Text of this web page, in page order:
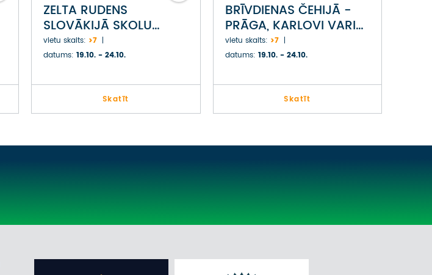
ZELTA RUDENS
SLOVĀKIJĀ SKOLU
BRĪVLAIKĀ UN KRAKOVA
vietu skaits: >7
datums: 19.10. - 24.10.
Skatīt
BRĪVDIENAS ČEHIJĀ -
PRĀGA, KARLOVI VARI
UN PRAHOVAS KLINŠU
PARKS
vietu skaits: >7
datums: 19.10. - 24.10.
Skatīt